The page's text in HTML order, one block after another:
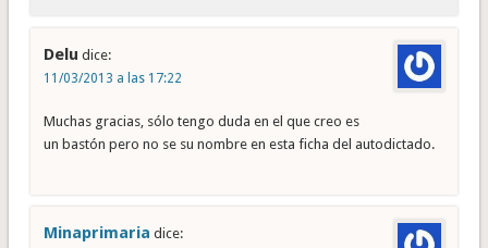
Delu dice:
11/03/2013 a las 17:22
Muchas gracias, sólo tengo duda en el que creo es
un bastón pero no se su nombre en esta ficha del autodictado.
Minaprimaria dice: